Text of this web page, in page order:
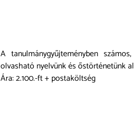
A tanulmánygyűjteményben
olvasható nyelvünk és őstörténetünk
Ára: 2.100.-ft + postaköltség